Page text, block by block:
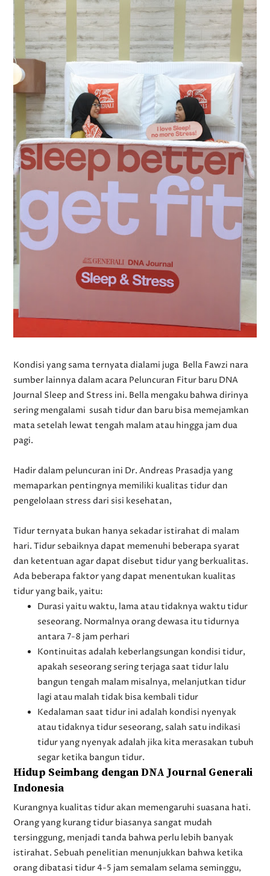
Kondisi yang sama ternyata dialami juga Bella Fawzi nara
sumber lainnya dalam acara Peluncuran Fitur baru DNA
Journal Sleep and Stress ini. Bella mengaku bahwa dirinya
sering mengalami susah tidur dan baru bisa memejamkan
mata setelah lewat tengah malam atau hingga jam dua
pagi.
Hadir dalam peluncuran ini Dr. Andreas Prasadja yang
memaparkan pentingnya memiliki kualitas tidur dan
pengelolaan stress dari sisi kesehatan,
Tidur ternyata bukan hanya sekadar istirahat di malam
hari. Tidur sebaiknya dapat memenuhi beberapa syarat
dan ketentuan agar dapat disebut tidur yang berkualitas.
Ada beberapa faktor yang dapat menentukan kualitas
tidur yang baik, yaitu:
Durasi yaitu waktu, lama atau tidaknya waktu tidur
seseorang. Normalnya orang dewasa itu tidurnya
antara 7-8 jam perhari
Kontinuitas adalah keberlangsungan kondisi tidur,
apakah seseorang sering terjaga saat tidur lalu
bangun tengah malam misalnya, melanjutkan tidur
lagi atau malah tidak bisa kembali tidur
Kedalaman saat tidur ini adalah kondisi nyenyak
atau tidaknya tidur seseorang, salah satu indikasi
tidur yang nyenyak adalah jika kita merasakan tubuh
segar ketika bangun tidur.
Hidup Seimbang dengan DNA Journal Generali
Indonesia
Kurangnya kualitas tidur akan memengaruhi suasana hati.
Orang yang kurang tidur biasanya sangat mudah
tersinggung, menjadi tanda bahwa perlu lebih banyak
istirahat. Sebuah penelitian menunjukkan bahwa ketika
orang dibatasi tidur 4-5 jam semalam selama seminggu,